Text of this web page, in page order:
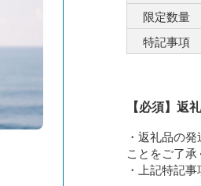
限定数量
特記事項
【必須】返